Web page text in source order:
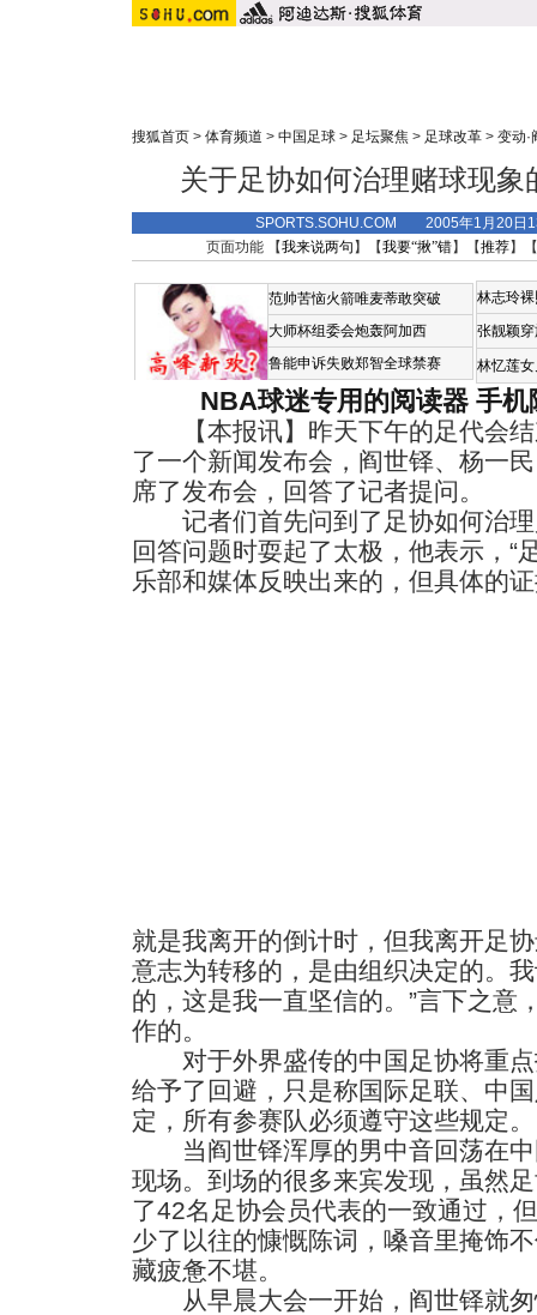
搜狐首页 > 体育频道 > 中国足球 > 足坛聚焦 > 足球改革 > 变动·
关于足协如何治理赌球现
SPORTS.SOHU.COM 2005年1月20日
页面功能 【我来说两句 】【我要“揪”错】【推荐】
范帅苦恼火箭唯麦蒂敢突破
大师杯组委会炮轰阿加西
鲁能申诉失败郑智全球禁赛
林志玲
张靓颖
林忆莲
NBA球迷专用的阅读器 手机
【本报讯】昨天下午的足代会结
了一个新闻发布会，阎世铎、杨一
席了发布会，回答了记者提问。
记者们首先问到了足协如何治理
回答问题时耍起了太极，他表示，“
乐部和媒体反映出来的，但具体的
就是我离开的倒计时，但我离开足
意志为转移的，是由组织决定的。
的，这是我一直坚信的。”言下之意
作的。
对于外界盛传的中国足协将重点
给予了回避，只是称国际足联、中
定，所有参赛队必须遵守这些规定。
当阎世铎浑厚的男中音回荡在中
现场。到场的很多来宾发现，虽然
了42名足协会员代表的一致通过，
少了以往的慷慨陈词，嗓音里掩饰
藏疲惫不堪。
从早晨大会一开始，阎世铎就匆